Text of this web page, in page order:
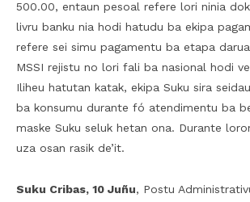
500.00, entaun pesoal refere lori ninia
livru banku nia hodi hatudu ba ekipa
refere sei simu pagamentu ba etapa
MSSI rejistu no lori fali ba nasional hodi
Iliheu hatutan katak, ekipa Suku sira
ba konsumu durante fó atendimentu ba
maske Suku seluk hetan ona. Durante
uza osan rasik de’it.
Suku Cribas, 10 Juñu, Postu